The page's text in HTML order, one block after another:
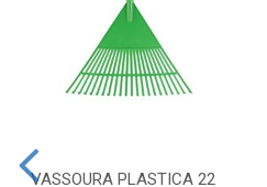
VASSOURA PLASTICA 22